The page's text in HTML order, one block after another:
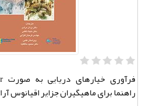
راهنما برای ماهیگیران جزایر اقیانوس